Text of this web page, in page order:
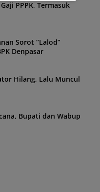
PPPK, Termasuk
Sorot “Lalod”
Denpasar
Hilang, Lalu Muncul
Bupati dan Wabup